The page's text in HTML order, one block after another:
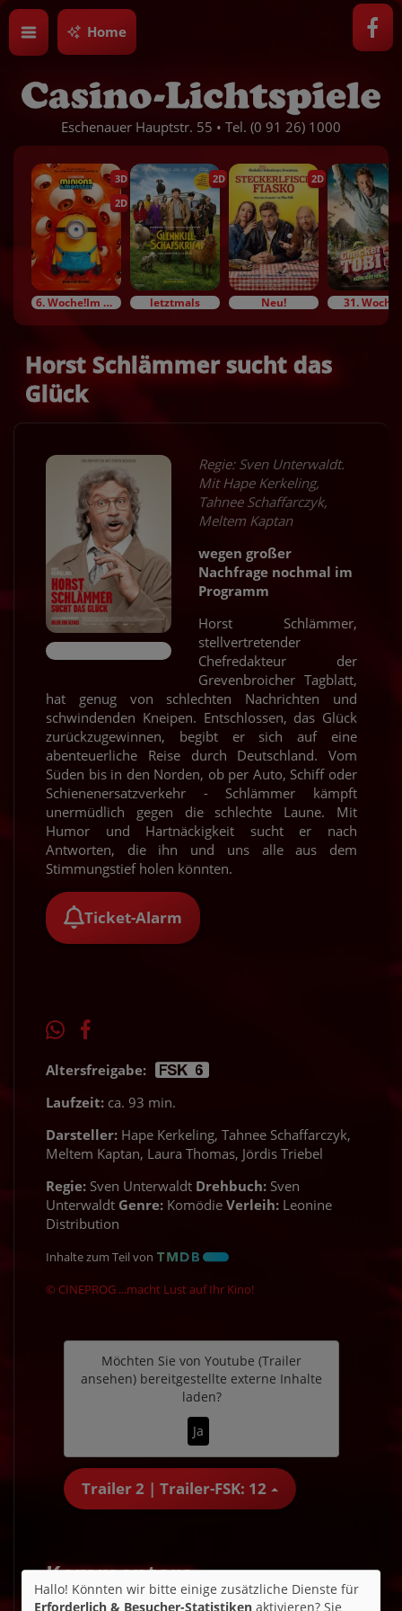
Home
Eschenauer Hauptstr. 55 • Tel. (0 91 26) 1000
3D
2D
6. Woche!Im Bundesstart
2D
letztmals
2D
Neu! 31. Woche!
Horst Schlämmer sucht das
Glück
Regie: Sven Unterwaldt.
Mit Hape Kerkeling,
Tahnee Schaffarczyk,
Meltem Kaptan
wegen großer
Nachfrage nochmal im
Programm
Horst Schlämmer,
stellvertretender
Chefredakteur der
Grevenbroicher Tagblatt,
hat genug von schlechten Nachrichten und
schwindenden Kneipen. Entschlossen, das Glück
zurückzugewinnen, begibt er sich auf eine
abenteuerliche Reise durch Deutschland. Vom
Süden bis in den Norden, ob per Auto, Schiff oder
Schienenersatzverkehr - Schlämmer kämpft
unermüdlich gegen die schlechte Laune. Mit
Humor und Hartnäckigkeit sucht er nach
Antworten, die ihn und uns alle aus dem
Stimmungstief holen könnten.
Ticket-Alarm
Altersfreigabe:
Laufzeit: ca. 93 min.
Darsteller: Hape Kerkeling, Tahnee Schaffarczyk,
Meltem Kaptan, Laura Thomas, Jördis Triebel
Regie: Sven Unterwaldt Drehbuch: Sven
Unterwaldt Genre: Komödie Verleih: Leonine
Distribution
Inhalte zum Teil von
© CINEPROG ...macht Lust auf Ihr Kino!
Möchten Sie von Youtube (Trailer
ansehen) bereitgestellte externe Inhalte
laden?
Ja
Trailer 2 | Trailer-FSK: 12
Kommentare
★★★★☆ 22
Hallo! Könnten wir bitte einige zusätzliche Dienste für
Erforderlich & Besucher-Statistiken aktivieren? Sie